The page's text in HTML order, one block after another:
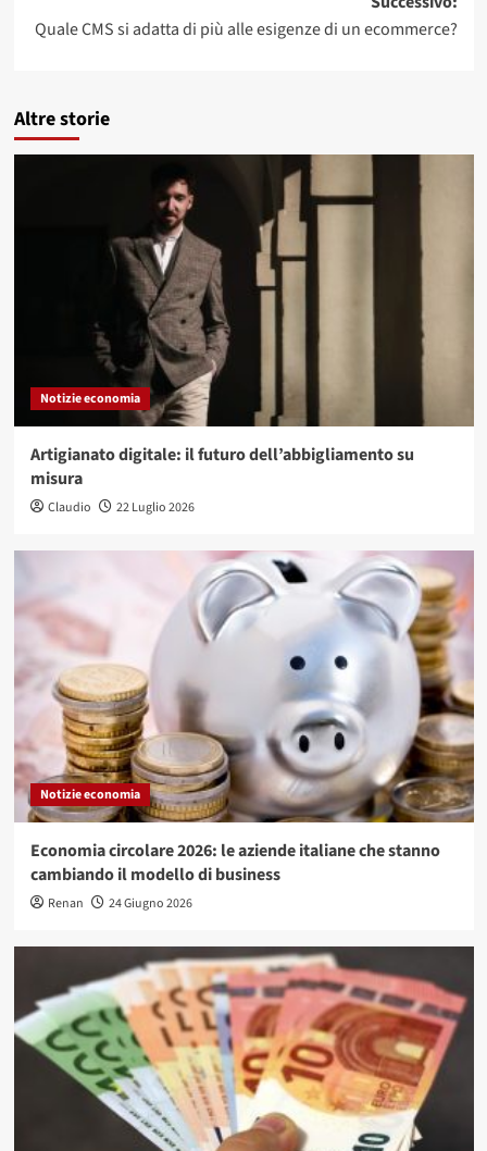
Quale CMS si adatta di più alle esigenze di un ecommerce?
Altre storie
Notizie economia
Artigianato digitale: il futuro dell’abbigliamento su
misura
Claudio 22 Luglio 2026
Notizie economia
Economia circolare 2026: le aziende italiane che stanno
cambiando il modello di business
Renan 24 Giugno 2026